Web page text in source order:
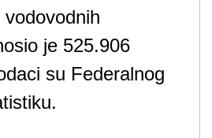
je 525.906
su Federalnog